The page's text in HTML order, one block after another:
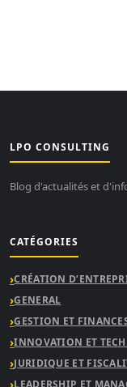
LPO CONSULTING
Blog d'actualités et
CATÉGORIES
CRÉATION
GENERAL
GESTION ET
INNOVATION ET
JURIDIQUE ET